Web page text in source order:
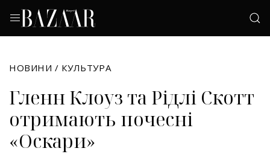
НОВИНИ / КУЛЬТУРА
Гленн Клоуз та Рідлі Скотт
отримають почесні
«Оскари»